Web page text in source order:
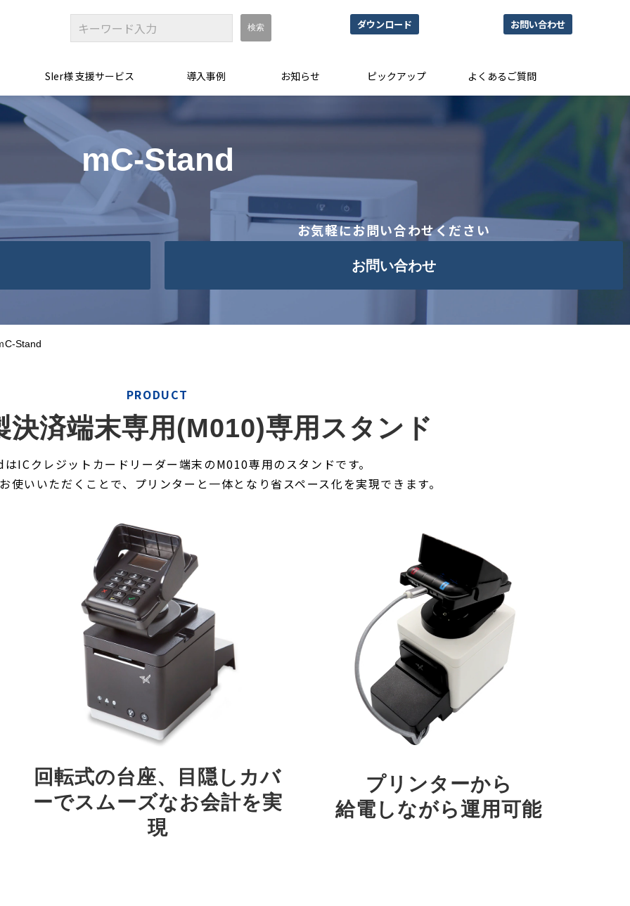
ダウンロード お問い合わせ
SIer様 支援サービス 導入事例 お知らせ ピックアップ よくあるご質問
mC-Stand
お気軽にお問い合わせください
お問い合わせ
C-Stand
PRODUCT
済端末専用(M010)専用スタンド
ICクレジットカードリーダー端末のM010専用のスタンドです。
いいただくことで、プリンターと一体となり省スペース化を実現できます。
回転式の台座、目隠しカバ
ーでスムーズなお会計を実
現
プリンターから
給電しながら運用可能